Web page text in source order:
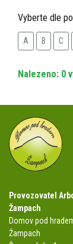
Vyberte dle
A B C
Nalezeno: 0
Provozovatel
Žampach
Domov pod
Žampach